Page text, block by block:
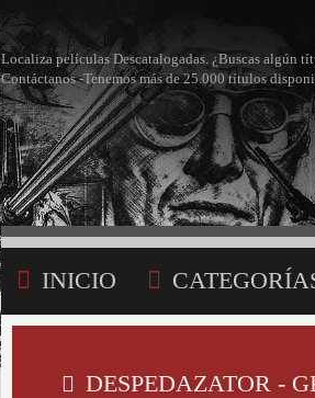
Localiza películas Descatalogadas. ¿Buscas algún
Contáctanos -Tenemos más de 25.000 títulos
INICIO
DESPEDAZATOR -